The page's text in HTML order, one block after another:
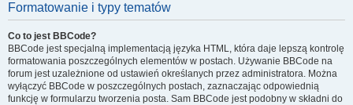
Formatowanie i typy tematów
Co to jest BBCode?
BBCode jest specjalną implementacją języka HTML, która daje lepszą kontrolę
formatowania poszczególnych elementów w postach. Używanie BBCode na
forum jest uzależnione od ustawień określanych przez administratora. Można
wyłączyć BBCode w poszczególnych postach, zaznaczając odpowiednią
funkcję w formularzu tworzenia posta. Sam BBCode jest podobny w składni do